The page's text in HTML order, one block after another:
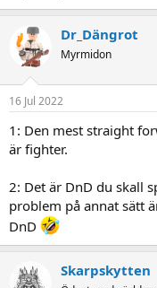
Dr_Dängrot
Myrmidon
16 Jul 2022
1: Den mest straight
är fighter.
2: Det är DnD du skall
problem på annat sätt
DnD
Skarpskytten